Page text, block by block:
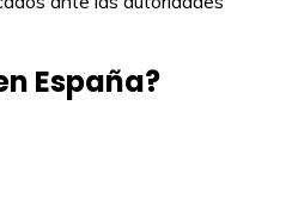
España?